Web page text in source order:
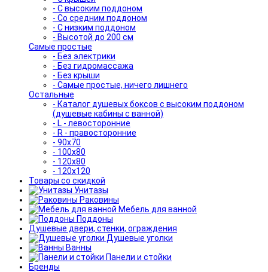
- С высоким поддоном
- Со средним поддоном
- С низким поддоном
- Высотой до 200 см
Самые простые
- Без электрики
- Без гидромассажа
- Без крыши
- Самые простые, ничего лишнего
Остальные
- Каталог душевых боксов с высоким поддоном
(душевые кабины с ванной)
- L - левосторонние
- R - правосторонние
- 90x70
- 100x80
- 120x80
- 120x120
Товары со скидкой
Унитазы
Раковины
Мебель для ванной
Поддоны
Душевые двери, стенки, ограждения
Душевые уголки
Ванны
Панели и стойки
Бренды